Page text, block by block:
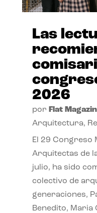
Las
2026
por Flat
Arquitectura,
El 29 Congreso
Arquitectas de
julio, ha sido
colectivo de
generaciones,
Benedito, Maria